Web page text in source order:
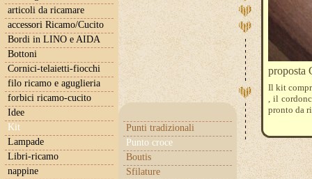
articoli da ricamare
accessori Ricamo/Cucito
Bordi in LINO e AIDA
Bottoni
Cornici-telaietti-fiocchi
filo ricamo e aguglieria
forbici ricamo-cucito
Idee
Kit
Punti tradizionali
Punto croce
Boutis
Sfilature
Lampade
Libri-ricamo
nappine
Il kit
, il
pronto da